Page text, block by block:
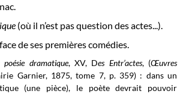
(où il n’est pas question des actes...).
de ses premières comédies.
dramatique, XV, Des Entr’actes, (Œuvres
Garnier, 1875, tome 7, p. 359) : dans un
(une pièce), le poète devrait pouvoir